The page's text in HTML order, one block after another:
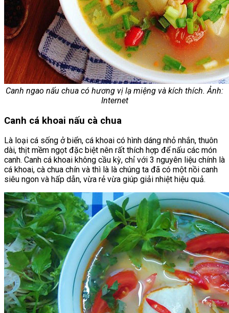
Canh ngao nấu chua có hương vị lạ miệng và kích thích. Ảnh:
Internet
Canh cá khoai nấu cà chua
Là loại cá sống ở biển, cá khoai có hình dáng nhỏ nhắn, thuôn
dài, thịt mềm ngọt đặc biệt nên rất thích hợp để nấu các món
canh. Canh cá khoai không cầu kỳ, chỉ với 3 nguyên liệu chính là
cá khoai, cà chua chín và thì là là chúng ta đã có một nồi canh
siêu ngon và hấp dẫn, vừa rẻ vừa giúp giải nhiệt hiệu quả.